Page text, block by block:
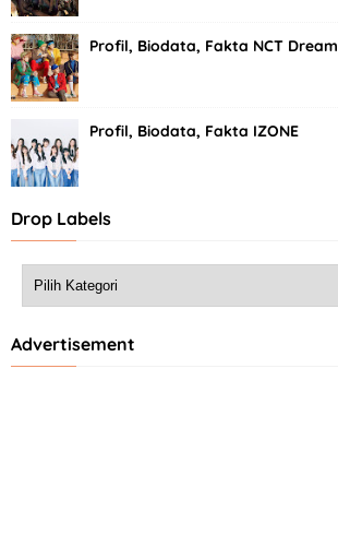
Profil, Biodata, Fakta NCT Dream
Profil, Biodata, Fakta IZONE
Drop Labels
Advertisement